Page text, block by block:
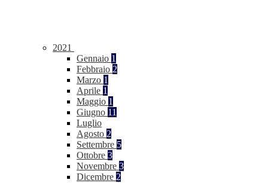
2021
Gennaio 1
Febbraio 2
Marzo 1
Aprile 1
Maggio 1
Giugno 11
Luglio
Agosto 2
Settembre 5
Ottobre 3
Novembre 3
Dicembre 2